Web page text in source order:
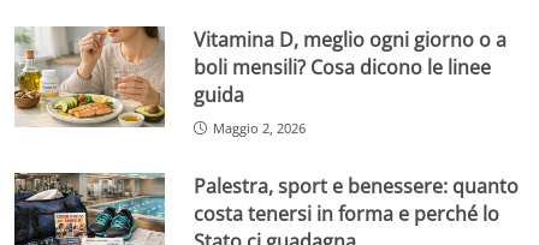
Vitamina D, meglio ogni giorno o a
boli mensili? Cosa dicono le linee
guida
Maggio 2, 2026
Palestra, sport e benessere: quanto
costa tenersi in forma e perché lo